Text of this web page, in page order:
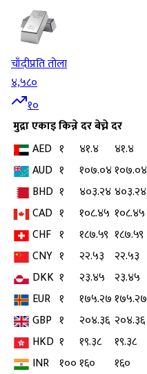
चाँदीप्रति तोला
४,५८०
१०
मुद्राएकाइकिन्ने दरबेच्ने दर
AED १ ४१.४
४१.४
AUD १ १०७.०४१०७.०४
BHD १ ४०३.२४ ४०३.२४
CAD १ १०८.४५ १०८.४५
CHF १ १८७.५९ १८७.५९
CNY १ २२.५३
२२.५३
DKK १ २३.४५ २३.४५
EUR १ १७५.२७१७५.२७
GBP १ २०४.३६ २०४.३६
HKD १ १९.३८
१९.३८
INR १००१६०
१६०